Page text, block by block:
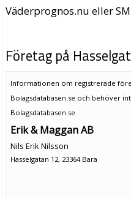
Väderprognos.nu eller
Företag på
Informationen om registrerade
Bolagsdatabasen.se och behöver
Bolagsdatabasen.se
Erik & Maggan AB
Nils Erik Nilsson
Hasselgatan 12, 23364 Bara